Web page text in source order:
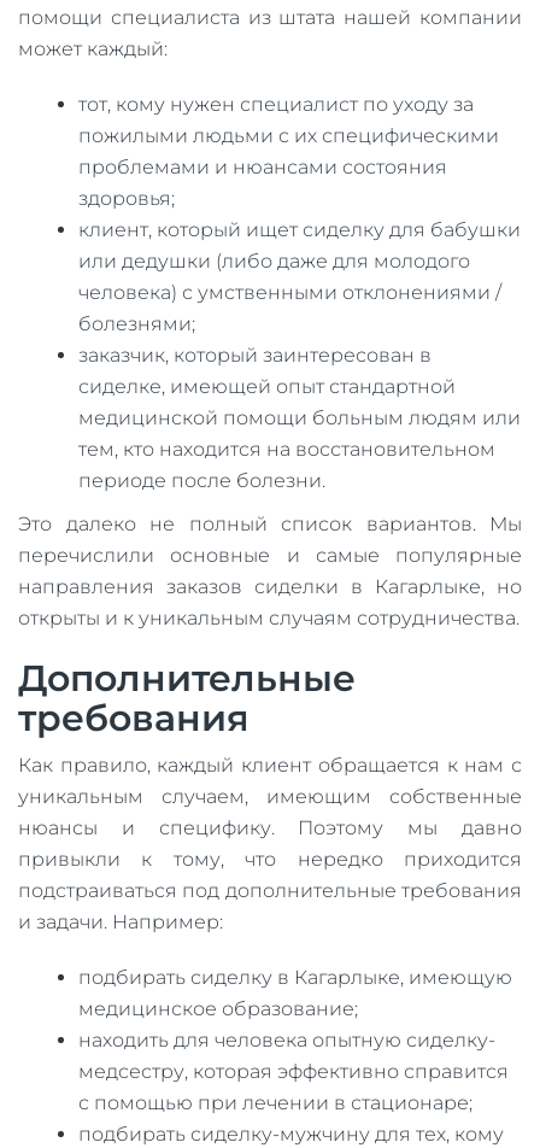
помощи специалиста из штата нашей компании
может каждый:
тот, кому нужен специалист по уходу за
пожилыми людьми с их специфическими
проблемами и нюансами состояния
здоровья;
клиент, который ищет сиделку для бабушки
или дедушки (либо даже для молодого
человека) с умственными отклонениями /
болезнями;
заказчик, который заинтересован в
сиделке, имеющей опыт стандартной
медицинской помощи больным людям или
тем, кто находится на восстановительном
периоде после болезни.
Это далеко не полный список вариантов. Мы
перечислили основные и самые популярные
направления заказов сиделки в Кагарлыке, но
открыты и к уникальным случаям сотрудничества.
Дополнительные
требования
Как правило, каждый клиент обращается к нам с
уникальным случаем, имеющим собственные
нюансы и специфику. Поэтому мы давно
привыкли к тому, что нередко приходится
подстраиваться под дополнительные требования
и задачи. Например:
подбирать сиделку в Кагарлыке, имеющую
медицинское образование;
находить для человека опытную сиделку-
медсестру, которая эффективно справится
с помощью при лечении в стационаре;
подбирать сиделку-мужчину для тех, кому